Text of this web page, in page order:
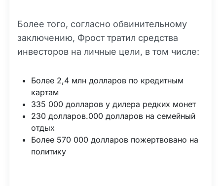
Более того, согласно обвинительному
заключению, Фрост тратил средства
инвесторов на личные цели, в том числе:
Более 2,4 млн долларов по кредитным
картам
335 000 долларов у дилера редких монет
230 долларов.000 долларов на семейный
отдых
Более 570 000 долларов пожертвовано на
политику